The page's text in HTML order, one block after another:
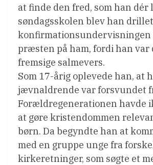
at finde den fred, som han dér
søndagsskolen blev han
konfirmationsundervisningen
præsten på ham, fordi han var
fremsige salmevers.
Som 17-årig oplevede han, at
jævnaldrende var forsvundet
Forældregenerationen havde
at gøre kristendommen
børn. Da begyndte han at
med en gruppe unge fra
kirkeretninger, som søgte et